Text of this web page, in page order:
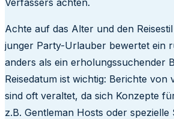
Achte auf das Alter und den
junger Party-Urlauber bewertet ein
anders als ein erholungssuchender
Reisedatum ist wichtig: Berichte
sind oft veraltet, da sich Konzepte
z.B. Gentleman Hosts oder spezielle